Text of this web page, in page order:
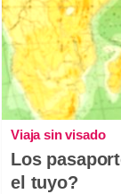
Viaja sin visado
Los
el tuyo?